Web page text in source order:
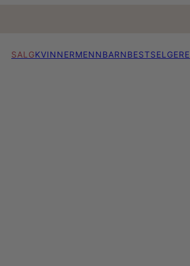
SALGKVINNERMENNBARNBESTSELGERE